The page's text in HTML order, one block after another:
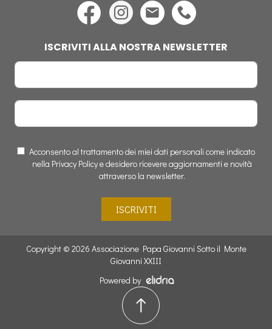
ISCRIVITI ALLA NOSTRA NEWSLETTER
Acconsento al trattamento dei miei dati personali come indicato
nella Privacy Policy e desidero ricevere aggiornamenti e novità
attraverso la newsletter.
ISCRIVITI
Copyright © 2026 Associazione Papa Giovanni Sotto il Monte
Giovanni XXIII
Powered by